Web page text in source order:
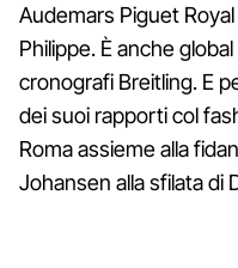
Audemars Piguet
Philippe. È anche
cronografi Breitling. E
dei suoi rapporti col
Roma assieme alla
Johansen alla sfilata di